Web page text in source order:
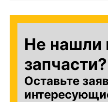
Не нашли
запчасти?
Оставьте